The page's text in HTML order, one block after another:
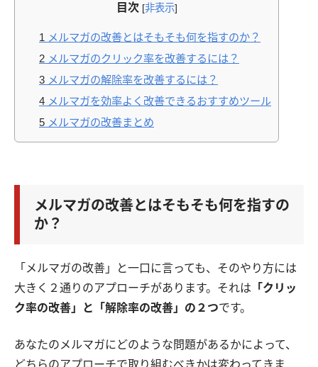
目次 [非表示]
1 メルマガの改善とはそもそも何を指すのか？
2 メルマガのクリック率を改善するには？
3 メルマガの解除率を改善するには？
4 メルマガを効率よく改善できるおすすめツール
5 メルマガの改善まとめ
メルマガの改善とはそもそも何を指すの
か？
「メルマガの改善」と一口に言っても、そのやり方には
大きく２通りのアプローチがあります。それは 「クリッ
ク率の改善」と「解除率の改善」の２つです。
あなたのメルマガにどのような問題があるかによって、
どちらのアプローチで取り組むべきかは変わってきま